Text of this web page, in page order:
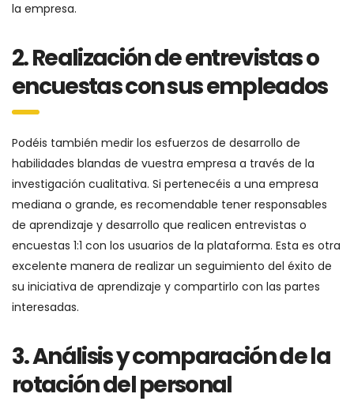
la empresa.
2. Realización de entrevistas o
encuestas con sus empleados
Podéis también medir los esfuerzos de desarrollo de
habilidades blandas de vuestra empresa a través de la
investigación cualitativa. Si pertenecéis a una empresa
mediana o grande, es recomendable tener responsables
de aprendizaje y desarrollo que realicen entrevistas o
encuestas 1:1 con los usuarios de la plataforma. Esta es otra
excelente manera de realizar un seguimiento del éxito de
su iniciativa de aprendizaje y compartirlo con las partes
interesadas.
3. Análisis y comparación de la
rotación del personal